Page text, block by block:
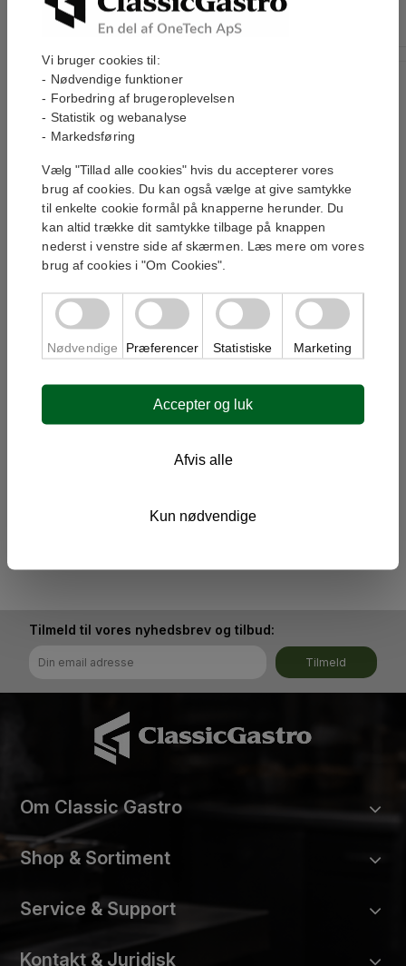
LÆG I KURV
accepterer
Dansk Kvalitets Webshop
Har du brug for hjælp?
Vi står klar til at hjælpe dig med dit køb.
Læs vores privatlivspolitik *
Bliv kontaktet
Tilmeld til vores nyhedsbrev og tilbud:
Tilmeld
Om Classic Gastro
Shop & Sortiment
Service & Support
Kontakt & Juridisk
Vi bruger cookies til:
- Nødvendige funktioner
- Forbedring af brugeroplevelsen
- Statistik og webanalyse
- Markedsføring
Vælg "Tillad alle cookies" hvis du accepterer vores
brug af cookies. Du kan også vælge at give samtykke
til enkelte cookie formål på knapperne herunder. Du
kan altid trække dit samtykke tilbage på knappen
nederst i venstre side af skærmen. Læs mere om vores
brug af cookies i "Om Cookies".
Nødvendige Præferencer Statistiske Marketing
Afvis alle
Kun nødvendige
Accepter og luk